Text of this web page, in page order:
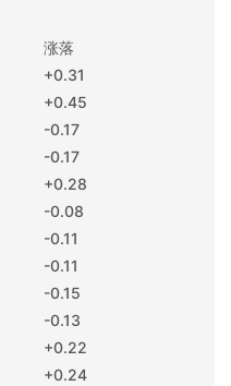
涨落
+0.31
+0.45
-0.17
-0.17
+0.28
-0.08
-0.11
-0.11
-0.15
-0.13
+0.22
+0.24